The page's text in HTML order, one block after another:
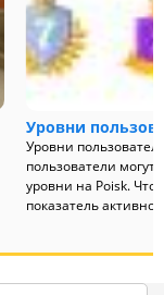
Уровни
Уровни
пользователи могут
уровни на Poisk. Что
показатель